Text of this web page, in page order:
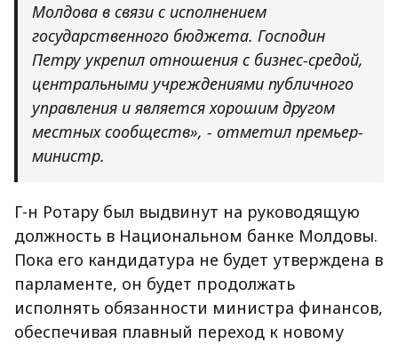
Молдова в связи с исполнением
государственного бюджета. Господин
Петру укрепил отношения с бизнес-средой,
центральными учреждениями публичного
управления и является хорошим другом
местных сообществ», - отметил премьер-
министр.
Г-н Ротару был выдвинут на руководящую
должность в Национальном банке Молдовы.
Пока его кандидатура не будет утверждена в
парламенте, он будет продолжать
исполнять обязанности министра финансов,
обеспечивая плавный переход к новому